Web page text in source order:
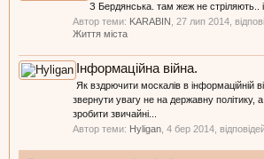
З Бердянська. там жеж не стріляють..
Автор теми: KARABIN 27 лип 2014 ,
Життя міста
Інформаційна війна.
Як вздрючити москалів в інформаційній
звернути увагу не на державну політику,
зробити звичайні...
Автор теми: Hyligan 4 бер 2014 ,